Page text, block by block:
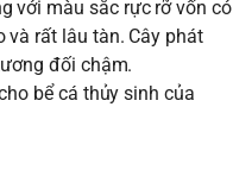
với màu sắc rực rỡ vốn có
rất lâu tàn. Cây phát
đối chậm.
bể cá thủy sinh của